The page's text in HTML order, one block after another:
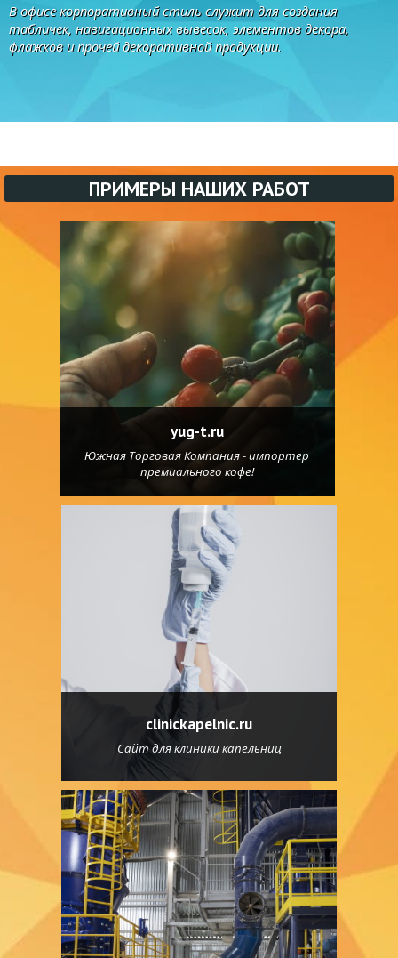
В офисе корпоративный стиль служит для создания
табличек, навигационных вывесок, элементов декора,
флажков и прочей декоративной продукции.
ПРИМЕРЫ НАШИХ РАБОТ
yug-t.ru
Южная Торговая Компания - импортер
премиального кофе!
clinickapelnic.ru
Сайт для клиники капельниц